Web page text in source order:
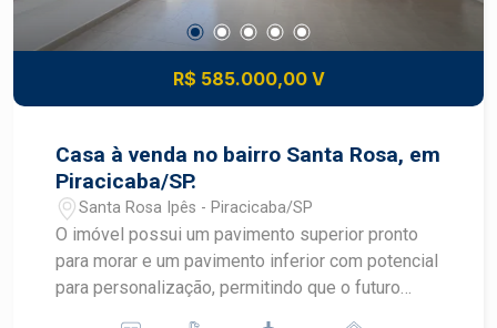
R$ 585.000,00 V
Casa à venda no bairro Santa Rosa, em
Piracicaba/SP.
Santa Rosa Ipês - Piracicaba/SP
O imóvel possui um pavimento superior pronto
para morar e um pavimento inferior com potencial
para personalização, permitindo que o futuro